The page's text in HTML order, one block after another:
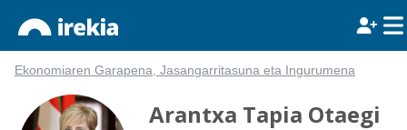
Ekonomiaren Garapena, Jasangarritasuna eta Ingurumena
Arantxa Tapia Otaegi